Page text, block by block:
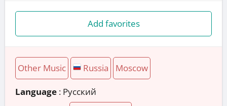
Add favorites
Other Music Russia Moscow
Language : Русский